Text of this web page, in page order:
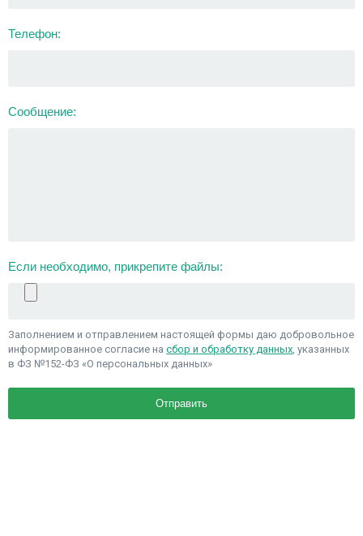
Телефон:
Сообщение:
Если необходимо, прикрепите файлы:
Заполнением и отправлением настоящей формы даю добровольное
информированное согласие на сбор и обработку данных , указанных
в ФЗ №152-ФЗ «О персональных данных»